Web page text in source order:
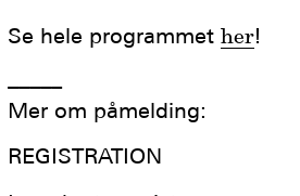
Se hele programmether!
–––––
Mer om påmelding:
REGISTRATION